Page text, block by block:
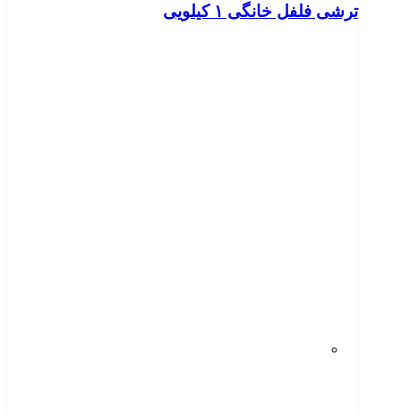
ترشی فلفل خانگی ۱ کیلویی